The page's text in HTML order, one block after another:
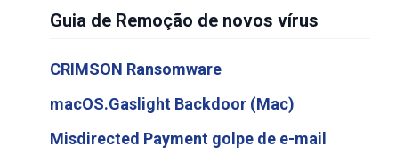
Guia de Remoção de novos vírus
CRIMSON Ransomware
macOS.Gaslight Backdoor (Mac)
Misdirected Payment golpe de e-mail